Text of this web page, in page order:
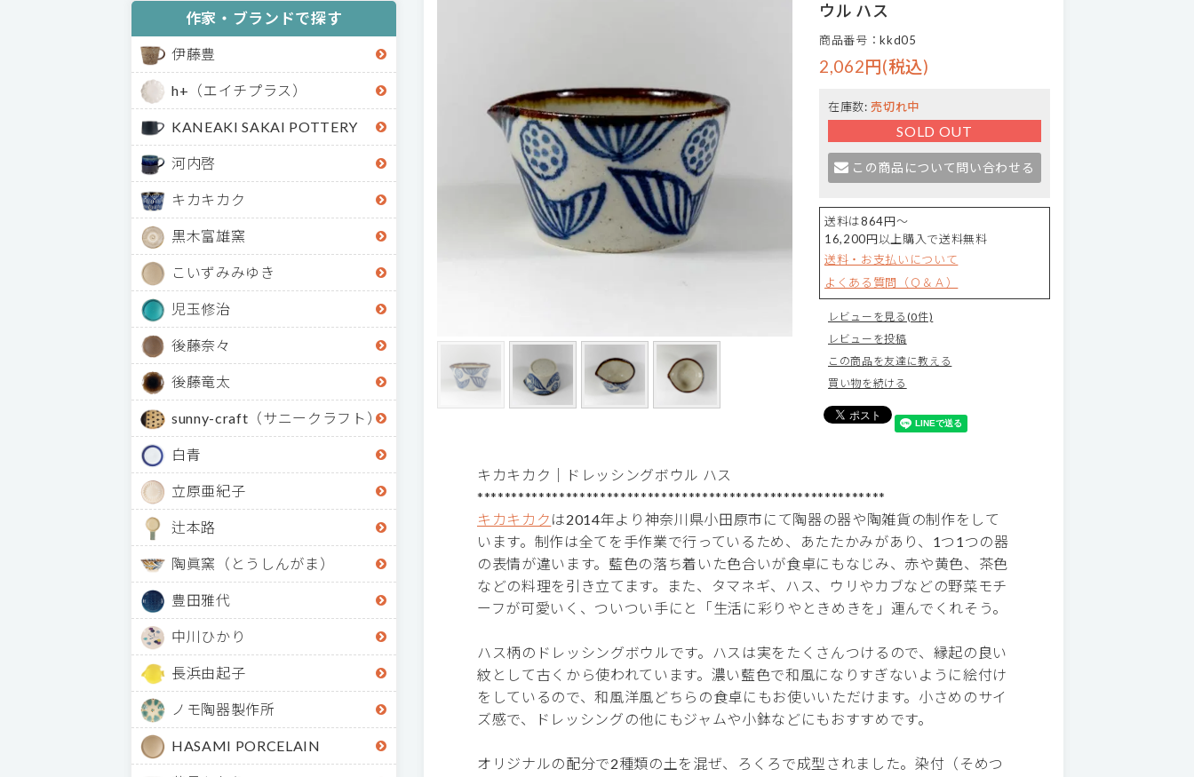
作家・ブランドで探す
伊藤豊
h+（エイチプラス）
KANEAKI SAKAI POTTERY
河内啓
キカキカク
黒木富雄窯
こいずみみゆき
児玉修治
後藤奈々
後藤竜太
sunny-craft（サニークラフト）
白青
立原亜紀子
辻本路
陶眞窯（とうしんがま）
豊田雅代
中川ひかり
長浜由起子
ノモ陶器製作所
HASAMI PORCELAIN
ウル ハス
商品番号：kkd05
2,062円(税込)
在庫数: 売切れ中
SOLD OUT
この商品について問い合わせる
送料は864円～
16,200円以上購入で送料無料
送料・お支払いについて
よくある質問（Ｑ＆Ａ）
レビューを見る(0件)
レビューを投稿
この商品を友達に教える
買い物を続ける
キカキカク｜ドレッシングボウル ハス
************************************************************
キカキカク は2014年より神奈川県小田原市にて陶器の器や陶雑貨の制作をして
います。制作は全てを手作業で行っているため、あたたかみがあり、1つ1つの器
の表情が違います。藍色の落ち着いた色合いが食卓にもなじみ、赤や黄色、茶色
などの料理を引き立てます。また、タマネギ、ハス、ウリやカブなどの野菜モチ
ーフが可愛いく、ついつい手にと「生活に彩りやときめきを」運んでくれそう。
ハス柄のドレッシングボウルです。ハスは実をたくさんつけるので、縁起の良い
紋として古くから使われています。濃い藍色で和風になりすぎないように絵付け
をしているので、和風洋風どちらの食卓にもお使いいただけます。小さめのサイ
ズ感で、ドレッシングの他にもジャムや小鉢などにもおすすめです。
オリジナルの配分で2種類の土を混ぜ、ろくろで成型されました。染付（そめつ